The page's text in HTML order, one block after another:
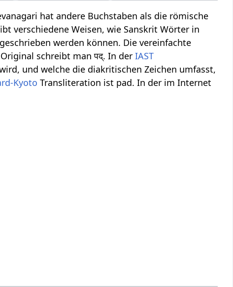
hat andere Buchstaben als die römische
verschiedene Weisen, wie Sanskrit Wörter in
werden können. Die vereinfachte
schreibt man पद्. In derIAST
und welche die diakritischen Zeichen umfasst,
Kyoto Transliteration ist pad. In der im Internet